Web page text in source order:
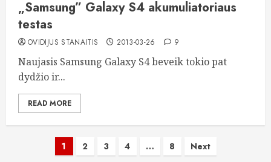
„Samsung” Galaxy S4 akumuliatoriaus
testas
OVIDIJUS STANAITIS 2013-03-26 9
Naujasis Samsung Galaxy S4 beveik tokio pat
dydžio ir...
READ MORE
Įrašų
1 2 3 4 … 8 Next